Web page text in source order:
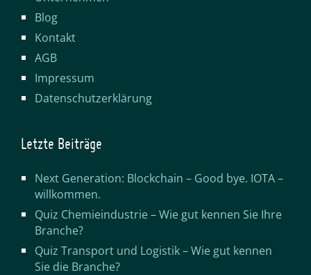
Blog
Kontakt
AGB
Impressum
Datenschutzerklärung
Letzte Beiträge
Next Generation: Blockchain – Good bye. IOTA –
willkommen.
Quiz Chemieindustrie – Wie gut kennen Sie Ihre
Branche?
Quiz Transport und Logistik – Wie gut kennen
Sie die Branche?